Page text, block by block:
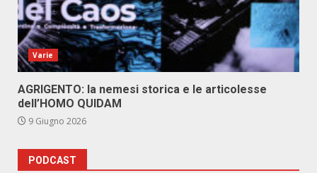
Varie
AGRIGENTO: la nemesi storica e le articolesse
dell’HOMO QUIDAM
9 Giugno 2026
PODCAST